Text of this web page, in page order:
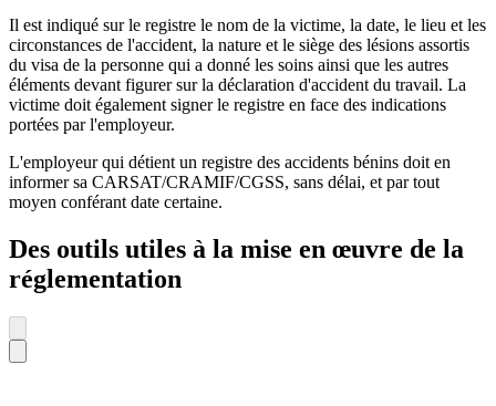
Il est indiqué sur le registre le nom de la victime, la date, le lieu et les
circonstances de l'accident, la nature et le siège des lésions assortis
du visa de la personne qui a donné les soins ainsi que les autres
éléments devant figurer sur la déclaration d'accident du travail. La
victime doit également signer le registre en face des indications
portées par l'employeur.
L'employeur qui détient un registre des accidents bénins doit en
informer sa CARSAT/CRAMIF/CGSS, sans délai, et par tout
moyen conférant date certaine.
Des outils utiles à la mise en œuvre de la
réglementation